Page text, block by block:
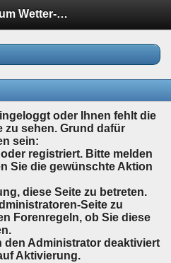
Wetterforum Wetter-Runde
oder Ihnen fehlt die
zu sehen. Grund dafür
sein:
registriert. Bitte melden
Sie die gewünschte Aktion
diese Seite zu betreten.
Seite zu
Forenregeln, ob Sie diese
den Administrator deaktiviert
Aktivierung.